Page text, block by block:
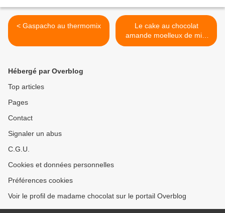
< Gaspacho au thermomix
Le cake au chocolat
amande moelleux de mini
miss chocolat >
Hébergé par Overblog
Top articles
Pages
Contact
Signaler un abus
C.G.U.
Cookies et données personnelles
Préférences cookies
Voir le profil de madame chocolat sur le portail Overblog